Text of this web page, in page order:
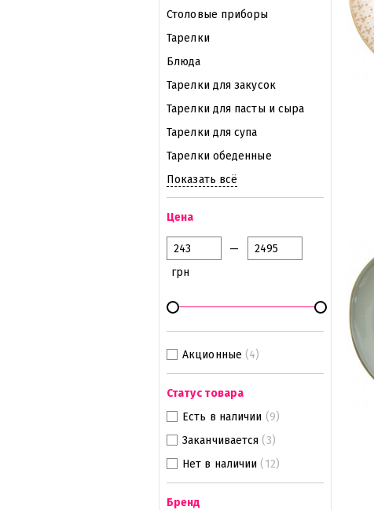
Столовые приборы
Тарелки
Блюда
Тарелки для закусок
Тарелки для пасты и сыра
Тарелки для супа
Тарелки обеденные
Показать всё
Цена
—
грн
Акционные (4)
Статус товара
Есть в наличии (9)
Заканчивается (3)
Нет в наличии (12)
Бренд